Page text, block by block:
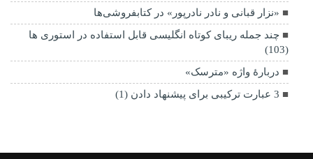
«نزار قبانی و نادر نادرپور» در کتابفروشی‌ها
چند جمله ریبای کوتاه انگلیسی قابل استفاده در استوری ها
(103)
دربارۀ واژه «مترسک»
3 عبارت ترکیبی برای پیشنهاد دادن (1)